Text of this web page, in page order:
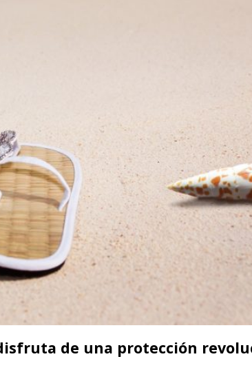
de una protección